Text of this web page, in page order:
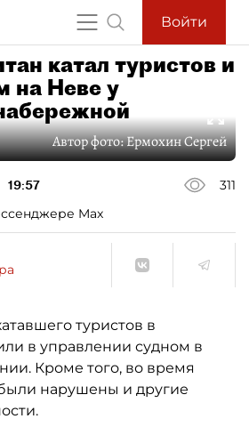
Войти
катал туристов и
на Неве у
Автор фото:Ермохин Сергей
19:57
311
Max
туристов в
в управлении судном в
Кроме того, во время
нарушены и другие